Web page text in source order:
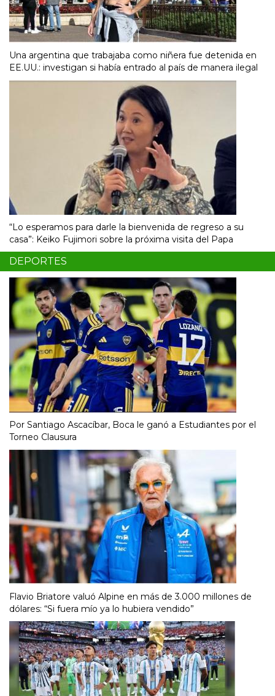
Una argentina que trabajaba como niñera fue detenida en
EE.UU.: investigan si había entrado al país de manera ilegal
“Lo esperamos para darle la bienvenida de regreso a su
casa”: Keiko Fujimori sobre la próxima visita del Papa
DEPORTES
Por Santiago Ascacíbar, Boca le ganó a Estudiantes por el
Torneo Clausura
Flavio Briatore valuó Alpine en más de 3.000 millones de
dólares: “Si fuera mío ya lo hubiera vendido”